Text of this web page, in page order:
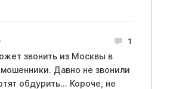
1
звонить из Москвы в
Давно не звонили
обдурить... Короче, не